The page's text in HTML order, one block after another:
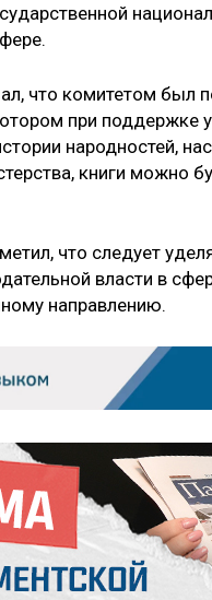
что комитетом был
при поддержке
народностей,
книги можно
что следует
власти в
направлению.